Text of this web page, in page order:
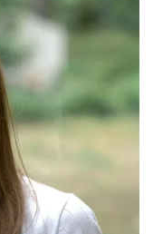
പിന്നാലെ
ബാദൽ
സമയമുണ്ട്,
സമയമില്ല ;
നേടുമെന്നും